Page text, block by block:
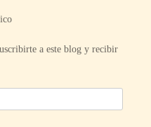
a este blog y recibir